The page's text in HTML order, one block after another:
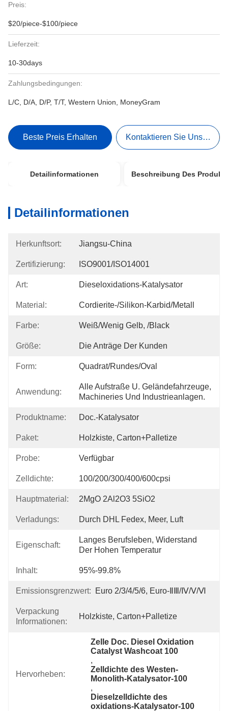
Preis:
$20/piece-$100/piece
Lieferzeit:
10-30days
Zahlungsbedingungen:
L/C, D/A, D/P, T/T, Western Union, MoneyGram
Beste Preis Erhalten Kontaktieren Sie Uns Jetzt
Detailinformationen Beschreibung Des
Detailinformationen
Herkunftsort: Jiangsu-China
Zertifizierung: ISO9001/ISO14001
Art: Dieseloxidations-Katalysator
Material: Cordierite-/Silikon-Karbid/Metall
Farbe: Weiß/wenig Gelb, /Black
Größe: Die Anträge Der Kunden
Form: Quadrat/rundes/Oval
Anwendung:
Alle Aufstraße U. Geländefahrzeuge,
Machineries Und Industrieanlagen.
Produktname: Doc.-Katalysator
Paket: Holzkiste, Carton+Palletize
Probe: Verfügbar
Zelldichte: 100/200/300/400/600cpsi
Hauptmaterial: 2MgO 2Al2O3 5SiO2
Verladungs: Durch DHL Fedex, Meer, Luft
Eigenschaft:
Langes Berufsleben, Widerstand
Der Hohen Temperatur
Inhalt: 95%-99.8%
Emissionsgrenzwert: Euro 2/3/4/5/6, Euro-ⅡⅢ/Ⅳ/Ⅴ/Ⅵ
Verpackung
Informationen:
Holzkiste, Carton+Palletize
Hervorheben:
Zelle Doc. Diesel Oxidation
Catalyst Washcoat 100
,
Zelldichte des Westen-
Monolith-Katalysator-100
,
Dieselzelldichte des
oxidations-Katalysator-100